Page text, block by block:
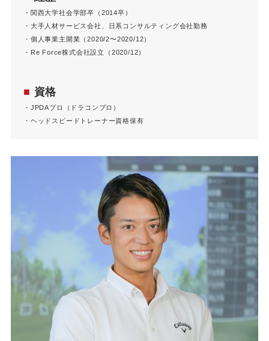
・関西大学社会学部卒（2014卒）
・大手人材サービス会社、日系コンサルティング会社勤務
・個人事業主開業（2020/2〜2020/12）
・Re Force株式会社設立（2020/12）
■ 資格
・JPDAプロ（ドラコンプロ）​
・ヘッドスピードトレーナー資格保有